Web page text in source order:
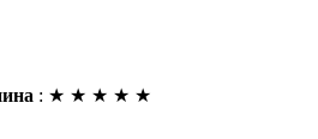
: ★ ★ ★ ★ ★